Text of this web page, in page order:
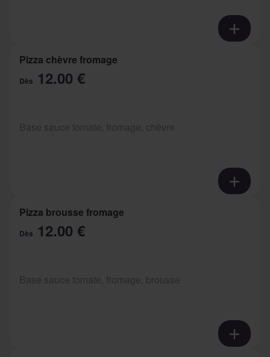
Pizza chèvre fromage
Dès 12.00 €
Pizza brousse fromage
Dès 12.00 €